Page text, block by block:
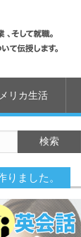
リカ生活
ました。